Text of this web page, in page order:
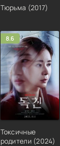
Тюрьма (2017)
8.6
Токсичные
родители (2024)